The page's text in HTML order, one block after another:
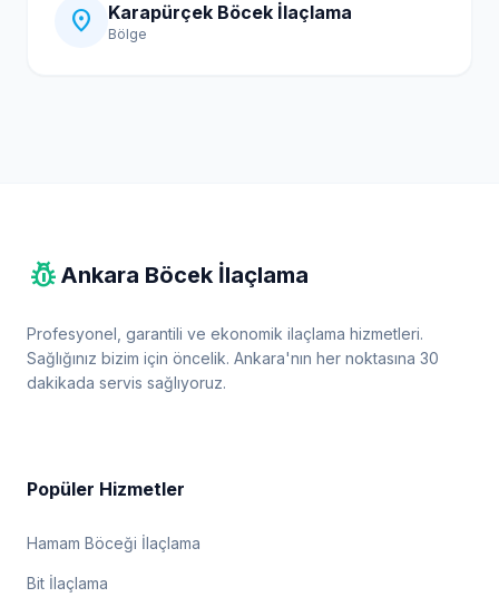
location_on Karapürçek Böcek İlaçlama
Bölge
pest_control Ankara Böcek İlaçlama
Profesyonel, garantili ve ekonomik ilaçlama hizmetleri.
Sağlığınız bizim için öncelik. Ankara'nın her noktasına 30
dakikada servis sağlıyoruz.
Popüler Hizmetler
Hamam Böceği İlaçlama
Bit İlaçlama